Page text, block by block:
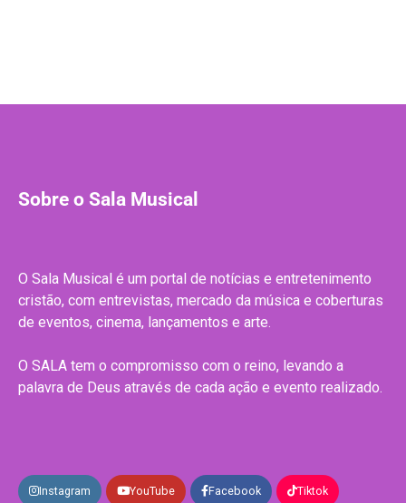
Sobre o Sala Musical
O Sala Musical é um portal de notícias e entretenimento
cristão, com entrevistas, mercado da música e coberturas
de eventos, cinema, lançamentos e arte.
O SALA tem o compromisso com o reino, levando a
palavra de Deus através de cada ação e evento realizado.
Instagram YouTube Facebook Tiktok